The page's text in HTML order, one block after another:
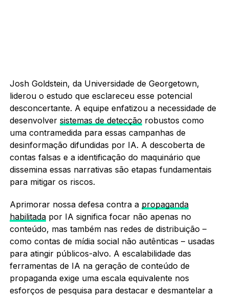
Josh Goldstein, da Universidade de Georgetown,
liderou o estudo que esclareceu esse potencial
desconcertante. A equipe enfatizou a necessidade de
desenvolver sistemas de detecção robustos como
uma contramedida para essas campanhas de
desinformação difundidas por IA. A descoberta de
contas falsas e a identificação do maquinário que
dissemina essas narrativas são etapas fundamentais
para mitigar os riscos.
Aprimorar nossa defesa contra a propaganda
habilitadapor IA significa focar não apenas no
conteúdo, mas também nas redes de distribuição –
como contas de mídia social não autênticas – usadas
para atingir públicos-alvo. A escalabilidade das
ferramentas de IA na geração de conteúdo de
propaganda exige uma escala equivalente nos
esforços de pesquisa para destacar e desmantelar a